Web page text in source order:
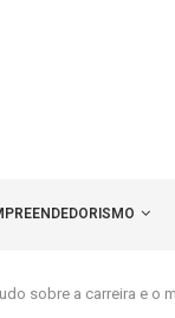
sobre a carreira e o